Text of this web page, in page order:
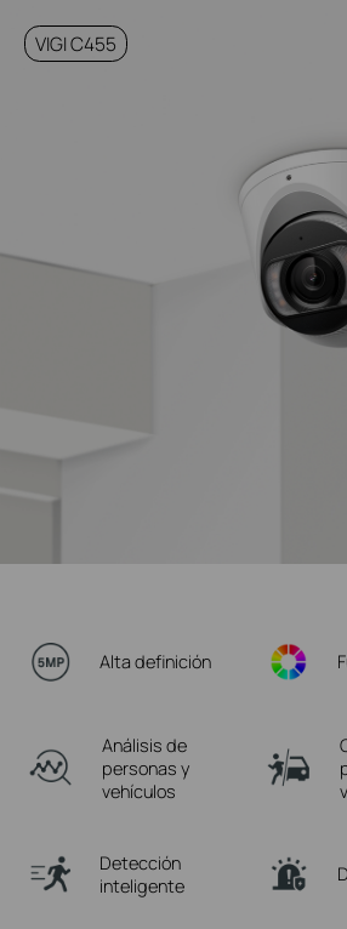
VIGI C455
Alta definición
Análisis de
personas y
vehículos
Detección
inteligente